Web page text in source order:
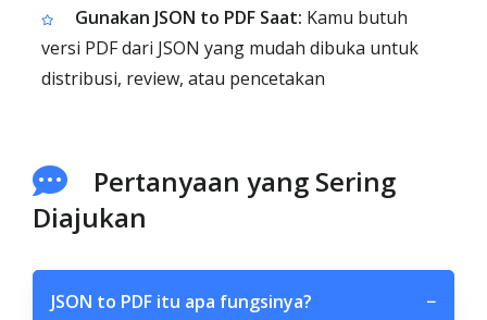
Gunakan JSON to PDF Saat: Kamu butuh
versi PDF dari JSON yang mudah dibuka untuk
distribusi, review, atau pencetakan
Pertanyaan yang Sering
Diajukan
JSON to PDF itu apa fungsinya? −